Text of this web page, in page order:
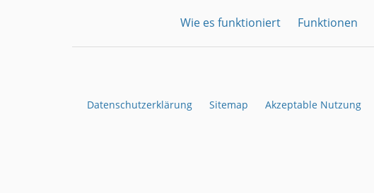
Wie es funktioniert Funktionen
Datenschutzerklärung Sitemap Akzeptable Nutzung